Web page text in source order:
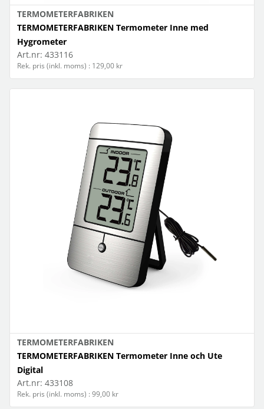
TERMOMETERFABRIKEN
TERMOMETERFABRIKEN Termometer Inne med
Hygrometer
Art.nr: 433116
Rek. pris (inkl. moms) : 129,00 kr
TERMOMETERFABRIKEN
TERMOMETERFABRIKEN Termometer Inne och Ute
Digital
Art.nr: 433108
Rek. pris (inkl. moms) : 99,00 kr